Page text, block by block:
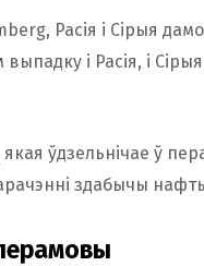
Расія і Сірыя
і Расія, і
ўдзельнічае ў
здабычы